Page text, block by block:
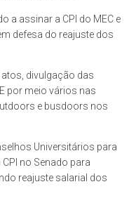
a assinar a CPI do MEC e
defesa do reajuste dos
divulgação das
por meio vários nas
e busdoors nos
Universitários para
no Senado para
reajuste salarial dos